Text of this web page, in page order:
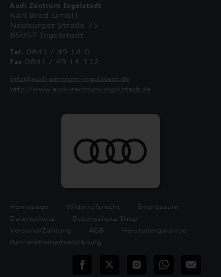
Audi Zentrum Ingolstadt
Karl Brod GmbH
Neuburger Straße 75
85057 Ingolstadt
Tel. 0841 / 49 14-0
Fax 0841 / 49 14-112
info@audi-zentrum-ingolstadt.de
http://www.audi-zentrum-ingolstadt.de
Homepage Widerrufsrecht
Impressum
Datenschutz
Datenschutz Shop
Versand/Zahlung
AGB
Herstellergarantie
Barrierefreiheitserklärung
teilen Twitter InstagramWhatsApp
E-